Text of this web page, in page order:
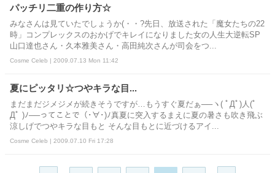
パッチリ二重の作り方☆
みなさんは見ていたでしょうか(・・?先日、放送された「魔女たちの22
時」コンプレックスのおかげでキレイになりました女の人生大逆転SP
山口達也さん・久本雅美さん・高田純次さんが司会をつ...
Cosme Celeb | 2009.07.13 Mon 11:42
夏にピッタリ☆つやキラな目...
まだまだジメジメが続きそうですが…もうすぐ夏だぁ──ヽ( ﾟДﾟ)人(ﾟ
Дﾟ )ﾉ──ってことで（･∀･)ﾉ真夏に突入するまえに夏の暑さも吹き飛ぶ
涼しげでつやキラな目もと そんな目もとに近づけるアイ...
Cosme Celeb | 2009.07.10 Fri 17:28